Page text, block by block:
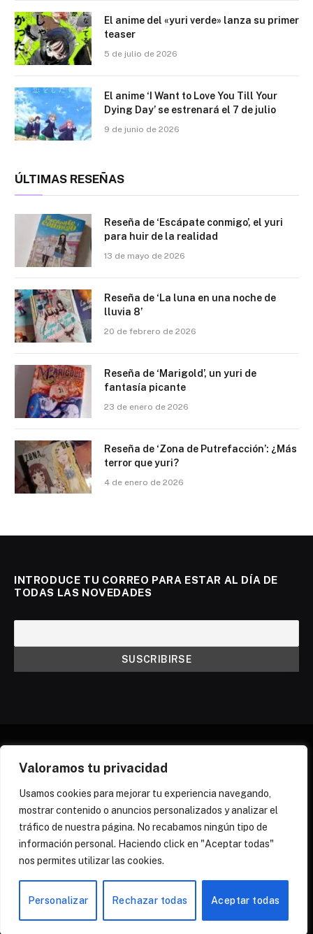
Valoramos tu privacidad
Usamos cookies para mejorar tu experiencia navegando,
mostrar contenido o anuncios personalizados y analizar el
tráfico de nuestra página. No recabamos ningún tipo de
información personal. Haciendo click en "Aceptar todas"
nos permites utilizar las cookies.
Personalizar Rechazar todas Aceptar todas
El anime del «yuri verde» lanza su primer
teaser
5 de julio de 2026
El anime ‘I Want to Love You Till Your
Dying Day’ se estrenará el 7 de julio
9 de junio de 2026
ÚLTIMAS RESEÑAS
Reseña de ‘Escápate conmigo’, el yuri
para huir de la realidad
13 de mayo de 2026
Reseña de ‘La luna en una noche de
lluvia 8’
20 de febrero de 2026
Reseña de ‘Marigold’, un yuri de
fantasía picante
23 de enero de 2026
Reseña de ‘Zona de Putrefacción’: ¿Más
terror que yuri?
4 de enero de 2026
INTRODUCE TU CORREO PARA ESTAR AL DÍA DE
TODAS LAS NOVEDADES
(Twitter)
POLÍTICA DE COOKIES POLÍTICA DE PRIVACIDAD
PREGUNTAS FRECUENTES
© 2026 Zona Yuri Spain